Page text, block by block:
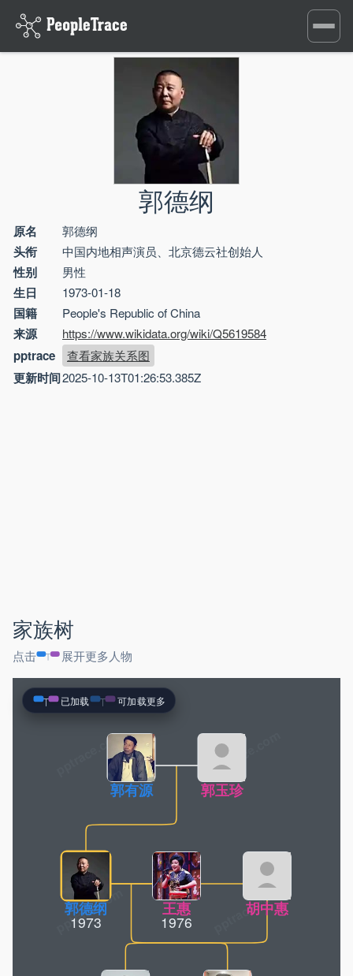
Toggle
郭德纲
原名 郭德纲
头衔 中国内地相声演员、北京德云社创始人
性别 男性
生日 1973-01-18
国籍 People's Republic of China
来源 https://www.wikidata.org/wiki/Q5619584
pptrace 查看家族关系图
更新时间2025-10-13T01:26:53.385Z
家族树
点击 展开更多人物
pptrace.com
郭德纲
1973
郭有源 郭玉珍
王惠
1976
胡中惠
已加载 可加载更多